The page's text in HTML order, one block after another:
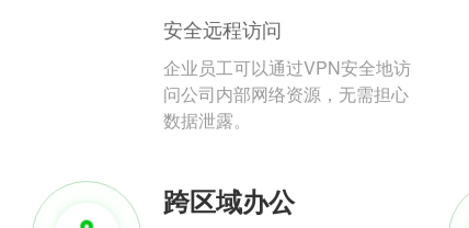
安全远程访问
企业员工可以通过VPN安全地访
问公司内部网络资源，无需担心
数据泄露。
跨区域办公